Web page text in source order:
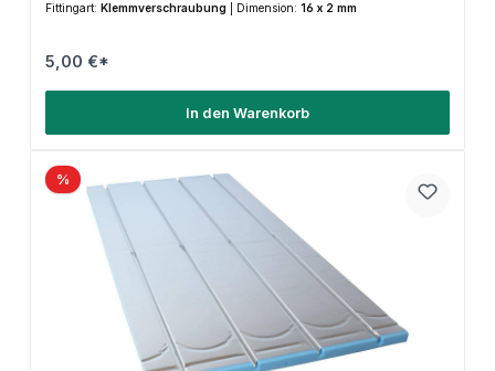
Fittingart: Klemmverschraubung Dimension: 16 x 2 mm
5,00 €*
In den Warenkorb
%